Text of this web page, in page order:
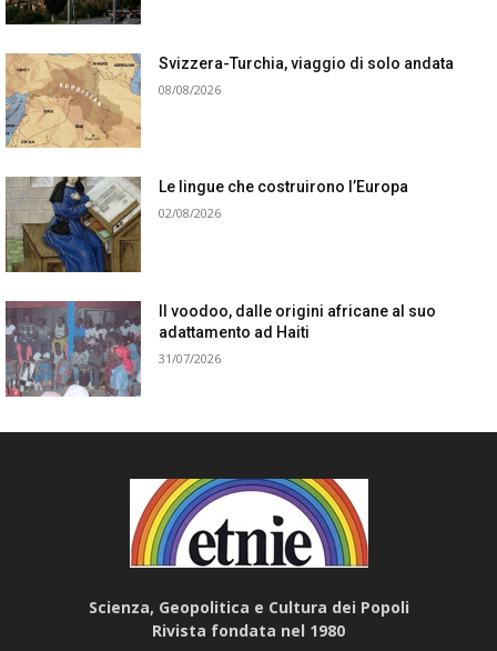
Svizzera-Turchia, viaggio di solo andata
08/08/2026
Le lingue che costruirono l’Europa
02/08/2026
Il voodoo, dalle origini africane al suo
adattamento ad Haiti
31/07/2026
Scienza, Geopolitica e Cultura dei Popoli
Rivista fondata nel 1980